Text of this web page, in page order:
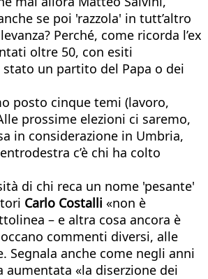
se poi 'razzola' in tutt’altro
Perché, come ricorda l’ex
oltre 50, con esiti
un partito del Papa o dei
posto cinque temi (lavoro,
prossime elezioni ci saremo,
in considerazione in Umbria,
c’è chi ha colto
di chi reca un nome 'pesante'
Carlo Costalli «non è
– e altra cosa ancora è
commenti diversi, alle
anche come negli anni
aumentata «la diserzione dei